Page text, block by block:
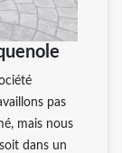
pas
mais nous
dans un